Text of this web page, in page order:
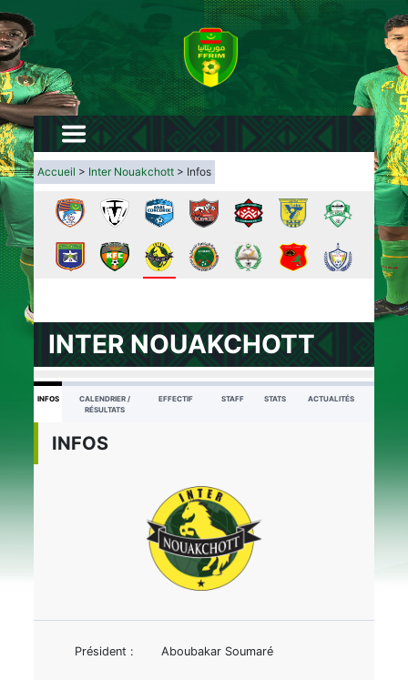
Accueil > Inter Nouakchott > Infos
INTER NOUAKCHOTT
INFOS
CALENDRIER /
RÉSULTATS
EFFECTIF STAFF STATS ACTUALITÉS
INFOS
Président : Aboubakar Soumaré